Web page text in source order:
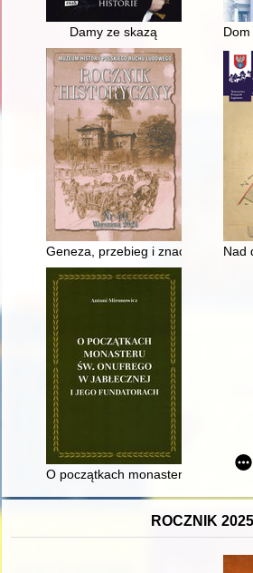
Damy ze skazą
Geneza, przebieg i znaczenie dlaNad
O początkach monasteru św.
ROCZNIK 2025